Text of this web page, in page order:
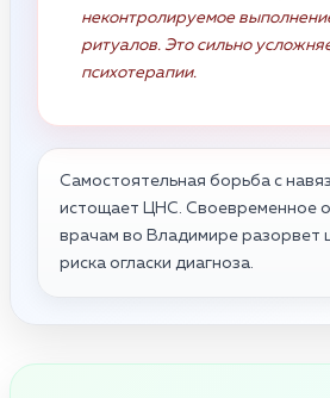
неконтролируемое
ритуалов. Это сильно
психотерапии.
Самостоятельная борьба с
истощает ЦНС. Своевременное
врачам во Владимире разорвет
риска огласки диагноза.